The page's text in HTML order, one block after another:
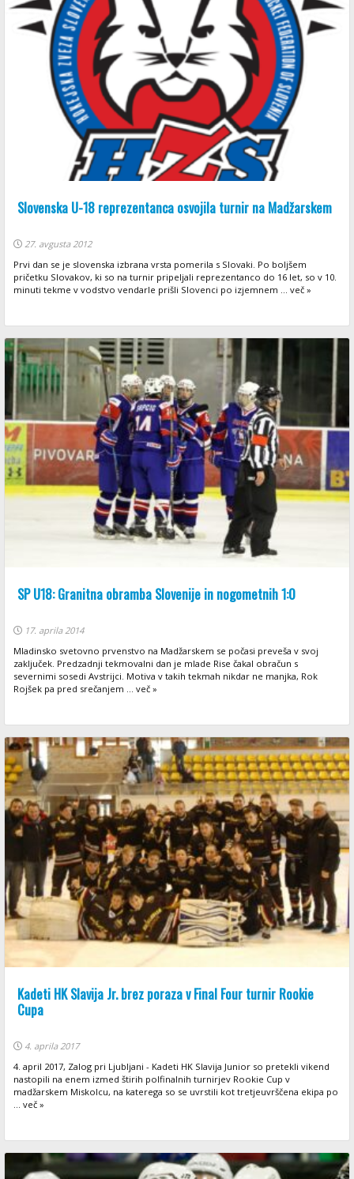
Slovenska U-18 reprezentanca osvojila turnir na Madžarskem
27. avgusta 2012
Prvi dan se je slovenska izbrana vrsta pomerila s Slovaki. Po boljšem
pričetku Slovakov, ki so na turnir pripeljali reprezentanco do 16 let, so v 10.
minuti tekme v vodstvo vendarle prišli Slovenci po izjemnem ... več »
SP U18: Granitna obramba Slovenije in nogometnih 1:0
17. aprila 2014
Mladinsko svetovno prvenstvo na Madžarskem se počasi preveša v svoj
zaključek. Predzadnji tekmovalni dan je mlade Rise čakal obračun s
severnimi sosedi Avstrijci. Motiva v takih tekmah nikdar ne manjka, Rok
Rojšek pa pred srečanjem ... več »
Kadeti HK Slavija Jr. brez poraza v Final Four turnir Rookie
Cupa
4. aprila 2017
4. april 2017, Zalog pri Ljubljani - Kadeti HK Slavija Junior so pretekli vikend
nastopili na enem izmed štirih polfinalnih turnirjev Rookie Cup v
madžarskem Miskolcu, na katerega so se uvrstili kot tretjeuvrščena ekipa po
... več »